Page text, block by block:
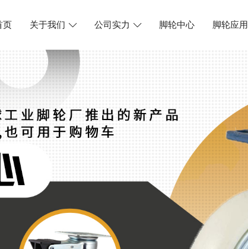
页 关于我们 公司实力 脚轮中心 脚轮应用